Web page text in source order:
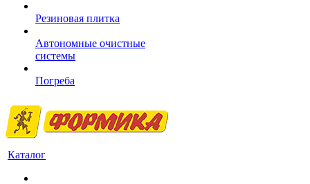
Резиновая плитка
Автономные очистные
системы
Погреба
Каталог